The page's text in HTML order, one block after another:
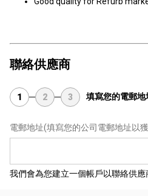
聯絡供應商
1 2 3 填寫您的電郵地
電郵地址(填寫您的公司電郵地址以
我們會為您建立一個帳戶以聯絡供應